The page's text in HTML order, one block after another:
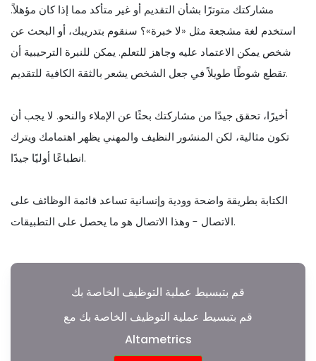
مشاركتك متوترًا بشأن التقديم أو غير متأكد مما إذا كان مؤهلاً.
استخدم لغة مشجعة مثل «لا خبرة»؟ سنقوم بتدريبك، أو البحث عن
شخص يمكن الاعتماد عليه وجاهز للتعلم. يمكن للنبرة الترحيبية أن
تقطع شوطًا طويلاً في جعل الشخص يشعر بالثقة الكافية للتقديم.
أخيرًا، تحقق جيدًا من مشاركتك بحثًا عن الإملاء والنحو. لا يجب أن
تكون مثالية، لكن المنشور النظيف والمهني يظهر اهتمامك ويترك
انطباعًا أوليًا جيدًا.
الكتابة بطريقة واضحة وودية وإنسانية تساعد قائمة الوظائف على
الاتصال - وهذا الاتصال هو ما يحصل على التطبيقات.
قم بتبسيط عملية التوظيف الخاصة بك
قم بتبسيط عملية التوظيف الخاصة بك مع
Altametrics